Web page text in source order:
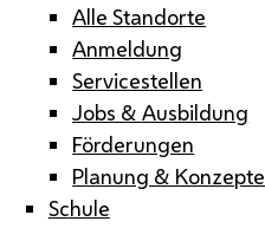
Alle Standorte
Anmeldung
Servicestellen
Jobs & Ausbildung
Förderungen
Planung & Konzepte
Schule